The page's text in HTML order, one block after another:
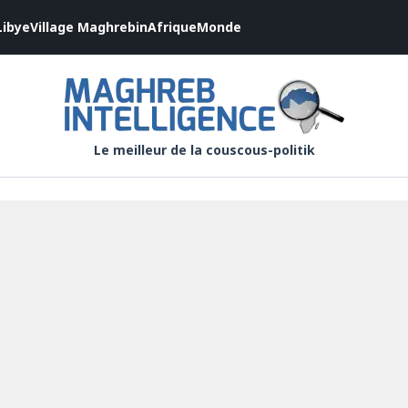
Village MaghrebinAfriqueMonde
Le meilleur de la couscous-politik